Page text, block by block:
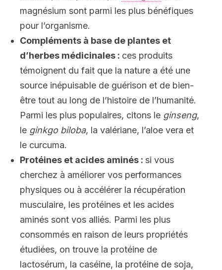
magnésium sont parmi les plus bénéfiques
pour l’organisme.
Compléments à base de plantes et
d’herbes médicinales : ces produits
témoignent du fait que la nature a été une
source inépuisable de guérison et de bien-
être tout au long de l’histoire de l’humanité.
Parmi les plus populaires, citons le ginseng,
le ginkgo biloba, la valériane, l’aloe vera et
le curcuma.
Protéines et acides aminés : si vous
cherchez à améliorer vos performances
physiques ou à accélérer la récupération
musculaire, les protéines et les acides
aminés sont vos alliés. Parmi les plus
consommés en raison de leurs propriétés
étudiées, on trouve la protéine de
lactosérum, la caséine, la protéine de soja,